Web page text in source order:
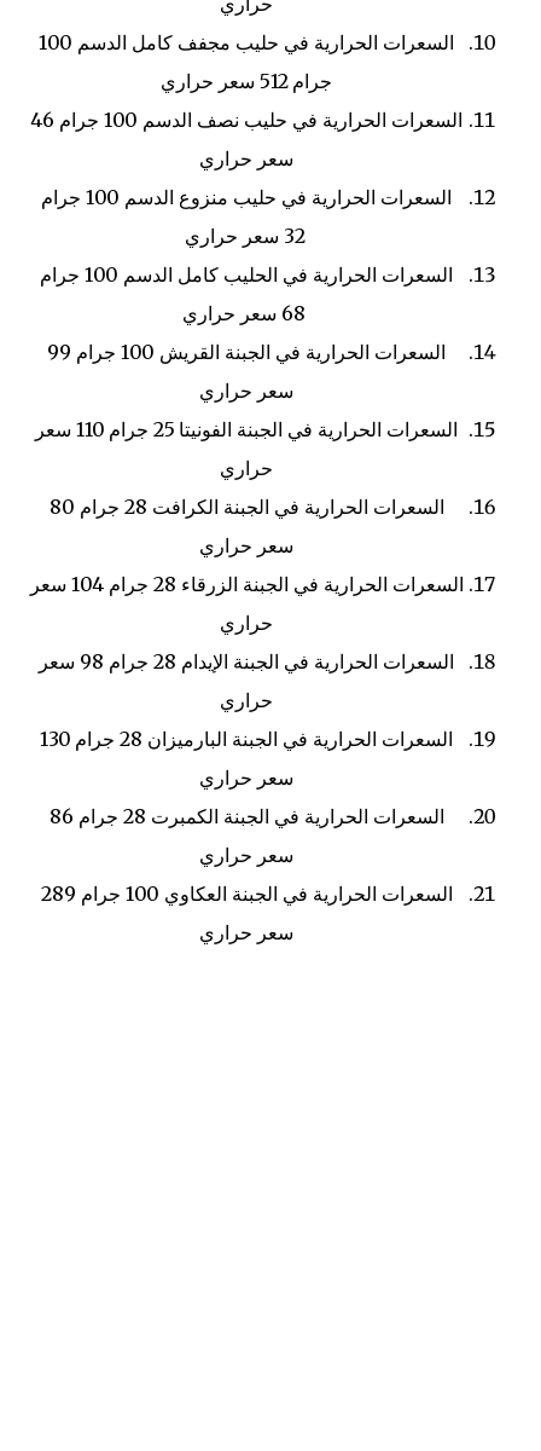
السعرات الحرارية في حليب مجفف كامل الدسم 100
جرام 512 سعر حراري
السعرات الحرارية في حليب نصف الدسم 100 جرام
46
سعر حراري
السعرات الحرارية في حليب منزوع الدسم 100 جرام
32 سعر حراري
السعرات الحرارية في الحليب كامل الدسم 100 جرام
68 سعر حراري
السعرات الحرارية في الجبنة القريش 100 جرام
99
سعر حراري
السعرات الحرارية في الجبنة الفونيتا 25 جرام
110 سعر
حراري
السعرات الحرارية في الجبنة الكرافت 28 جرام
80
سعر حراري
السعرات الحرارية في الجبنة الزرقاء 28 جرام
104 سعر
حراري
السعرات الحرارية في الجبنة الإيدام 28 جرام
98 سعر
حراري
السعرات الحرارية في الجبنة البارميزان 28 جرام
130
سعر حراري
السعرات الحرارية في الجبنة الكمبرت 28 جرام
86
سعر حراري
السعرات الحرارية في الجبنة العكاوي 100 جرام
289
سعر حراري